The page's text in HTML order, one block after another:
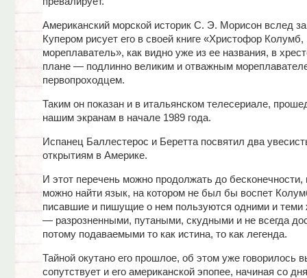
Американский морской историк С. Э. Морисон вслед
Купером рисует его в своей книге «Христофор Колумб,
мореплаватель», как видно уже из ее названия, в
плане — подлинно великим и отважным
первопроходцем.
Таким он показан и в итальянском телесериале,
нашим экранам в начале 1989 года.
Испанец Баллестерос и Беретта посвятил два
открытиям в Америке.
И этот перечень можно продолжать до бесконечности,
можно найти язык, на котором не был бы воспет
писавшие и пишущие о нем пользуются одними и
— разрозненными, путаными, скудными и не всегда
потому подаваемыми то как истина, то как легенда.
Тайной окутано его прошлое, об этом уже говорилось
сопутствует и его американской эпопее, начиная со